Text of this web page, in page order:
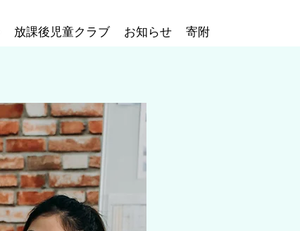
放課後児童クラブ お知らせ 寄附